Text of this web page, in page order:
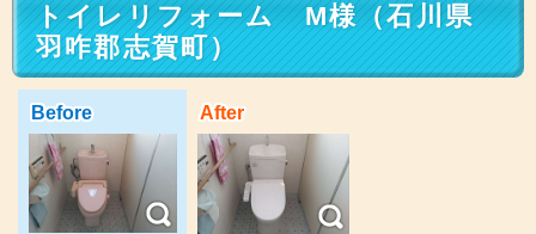
トイレリフォーム M様（石川県
羽咋郡志賀町）
Before After